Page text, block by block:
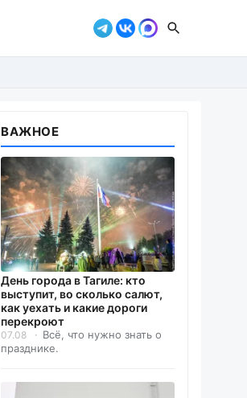
ВАЖНОЕ
День города в Тагиле: кто
выступит, во сколько салют,
как уехать и какие дороги
перекроют
07.08
Всё, что нужно знать о
празднике.